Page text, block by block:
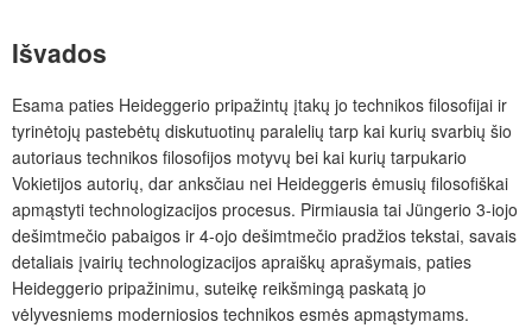
Išvados
Esama paties Heideggerio pripažintų įtakų jo technikos filosofijai ir
tyrinėtojų pastebėtų diskutuotinų paralelių tarp kai kurių svarbių šio
autoriaus technikos filosofijos motyvų bei kai kurių tarpukario
Vokietijos autorių, dar anksčiau nei Heideggeris ėmusių filosofiškai
apmąstyti technologizacijos procesus. Pirmiausia tai Jüngerio 3-iojo
dešimtmečio pabaigos ir 4-ojo dešimtmečio pradžios tekstai, savais
detaliais įvairių technologizacijos apraiškų aprašymais, paties
Heideggerio pripažinimu, suteikę reikšmingą paskatą jo
vėlyvesniems moderniosios technikos esmės apmąstymams.